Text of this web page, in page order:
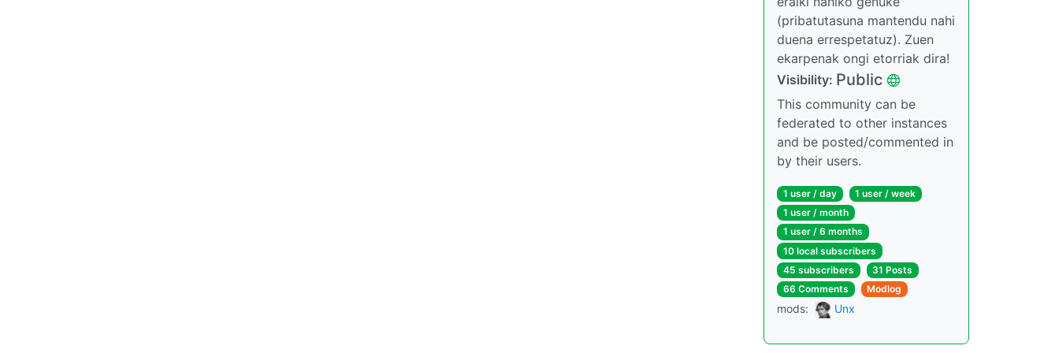
(pribatutasuna mantendu nahi
duena errespetatuz). Zuen
ekarpenak ongi etorriak dira!
Visibility: Public
This community can be
federated to other instances
and be posted/commented in
by their users.
1 user / day
1 user / week
1 user / month
1 user / 6 months
10 local subscribers
45 subscribers
31 Posts
66 Comments
Modlog
mods: Unx